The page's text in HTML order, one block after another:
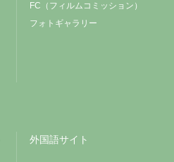
FC（フィルムコミッション）
フォトギャラリー
外国語サイト